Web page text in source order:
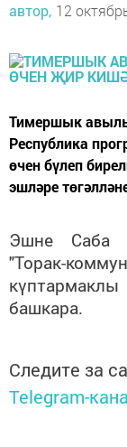
автор, 12
Тимершык
Республика
өчен бүлеп
эшләре
Эшне Саба
"Торак-
башкара.
Следите за
Telegram-